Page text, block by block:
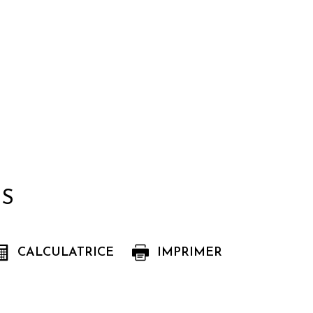
CALCULATRICE IMPRIMER